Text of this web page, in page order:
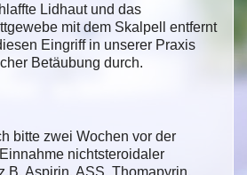
Lidhaut und das
mit dem Skalpell entfernt
Eingriff in unserer Praxis
Betäubung durch.
bitte zwei Wochen vor der
nichtsteroidaler
Aspirin, ASS, Thomapyrin,